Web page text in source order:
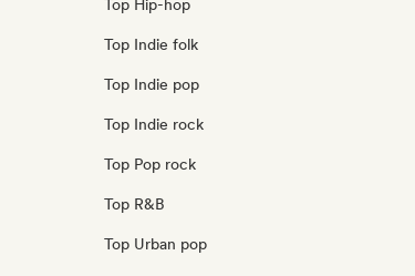
Top Hip-hop
Top Indie folk
Top Indie pop
Top Indie rock
Top Pop rock
Top R&B
Top Urban pop